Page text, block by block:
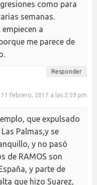
como para
semanas.
a
me parece de
Responder
11 febrero, 2017 a las 2:59 pm
que expulsado
Palmas,y se
y no pasó
de RAMOS son
y parte de
que hizo Suarez,